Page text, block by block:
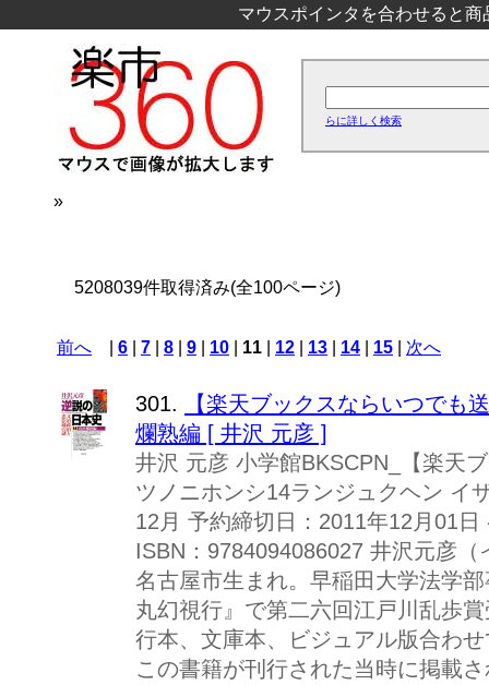
マウスポインタを合わせると
らに詳しく検索
»
5208039件取得済み(全100ページ)
前へ 6 7 8 9 10 11 12 13 14 15 次へ
301.
【楽天ブックスならいつでも
爛熟編 [ 井沢 元彦 ]
井沢 元彦 小学館BKSCPN_【楽天
ツノニホンシ14ランジュクヘン イ
12月 予約締切日：2011年12月01
ISBN：9784094086027 井沢元彦
名古屋市生まれ。早稲田大学法学
丸幻視行』で第二六回江戸川乱歩
行本、文庫本、ビジュアル版合わ
この書籍が刊行された当時に掲載